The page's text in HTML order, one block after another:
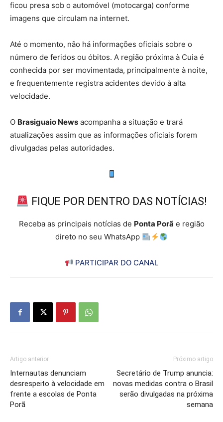
ficou presa sob o automóvel (motocarga) conforme
imagens que circulam na internet.
Até o momento, não há informações oficiais sobre o
número de feridos ou óbitos. A região próxima à Cuia é
conhecida por ser movimentada, principalmente à noite,
e frequentemente registra acidentes devido à alta
velocidade.
O Brasiguaio News acompanha a situação e trará
atualizações assim que as informações oficiais forem
divulgadas pelas autoridades.
FIQUE POR DENTRO DAS NOTÍCIAS!
Receba as principais notícias de Ponta Porã e região
direto no seu WhatsApp
PARTICIPAR DO CANAL
Artigo anterior
Internautas denunciam
desrespeito à velocidade em
frente a escolas de Ponta
Porã
Próximo artigo
Secretário de Trump anuncia:
novas medidas contra o Brasil
serão divulgadas na próxima
semana